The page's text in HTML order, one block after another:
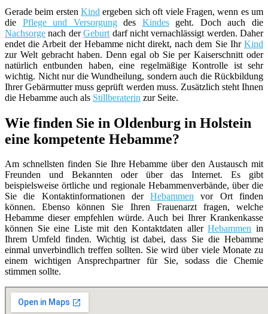
Gerade beim erstenKind ergeben sich oft viele Fragen, wenn es um
die Pflege und Versorgungdes Kindesgeht. Doch auch die
Nachsorge nach derGeburt darf nicht vernachlässigt werden. Daher
endet die Arbeit der Hebamme nicht direkt, nach dem Sie Ihr Kind
zur Welt gebracht haben. Denn egal ob Sie per Kaiserschnitt oder
natürlich entbunden haben, eine regelmäßige Kontrolle ist sehr
wichtig. Nicht nur die Wundheilung, sondern auch die Rückbildung
Ihrer Gebärmutter muss geprüft werden muss. Zusätzlich steht Ihnen
die Hebamme auch als Stillberaterin zur Seite.
Wie finden Sie in Oldenburg in Holstein
eine kompetente Hebamme?
Am schnellsten finden Sie Ihre Hebamme über den Austausch mit
Freunden und Bekannten oder über das Internet. Es gibt
beispielsweise örtliche und regionale Hebammenverbände, über die
Sie die Kontaktinformationen derHebammen vor Ort finden
können. Ebenso können Sie Ihren Frauenarzt fragen, welche
Hebamme dieser empfehlen würde. Auch bei Ihrer Krankenkasse
können Sie eine Liste mit den Kontaktdaten allerHebammen in
Ihrem Umfeld finden. Wichtig ist dabei, dass Sie die Hebamme
einmal unverbindlich treffen sollten. Sie wird über viele Monate zu
einem wichtigen Ansprechpartner für Sie, sodass die Chemie
stimmen sollte.